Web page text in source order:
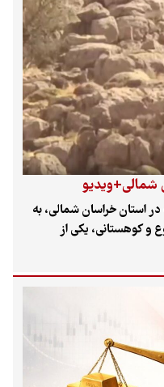
اعلام نشده است.
شمالی+ویدیو
استان خراسان شمالی، به
و کوهستانی، یکی از
تله‌ای، تداوم حضور
می‌کند.